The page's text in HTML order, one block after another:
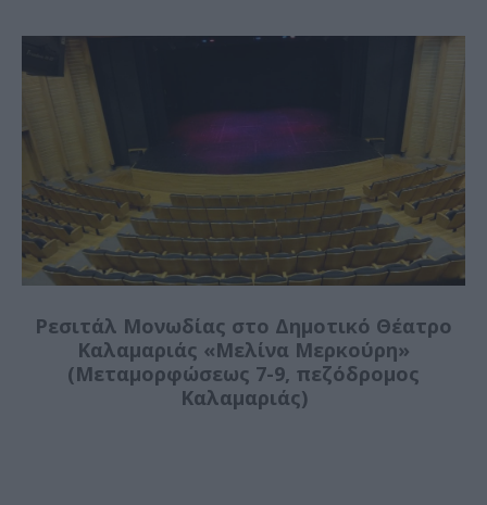
Ρεσιτάλ Μονωδίας στο Δημοτικό Θέατρο
Καλαμαριάς «Μελίνα Μερκούρη»
(Μεταμορφώσεως 7-9, πεζόδρομος
Καλαμαριάς)